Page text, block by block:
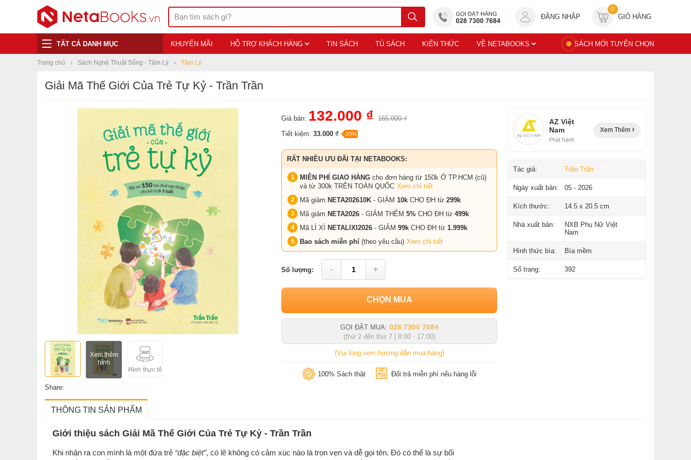
ĐĂNG NHẬP
0
GIỎ HÀNG
TẤT CẢ DANH MỤC KHUYẾN MÃI HỖ TRỢ KHÁCH HÀNG TIN SÁCH TỦ SÁCH KIẾN THỨC VỀ NETABOOKS SÁCH MỚI TUYỂN CHỌN
Trang chủ Sách Nghệ Thuật Sống - Tâm Lý Tâm Lý
Giải Mã Thế Giới Của Trẻ Tự Kỷ - Trần Trần
Xem thêm
hình
Share:
Giá bán: 132.000 ₫
165.000 ₫
Tiết kiệm: 33.000 ₫ -20%
RẤT NHIỀU ƯU ĐÃI TẠI NETABOOKS:
MIỄN PHÍ GIAO HÀNG cho đơn hàng từ 150k Ở TP.HCM (cũ)
và từ 300k TRÊN TOÀN QUỐC Xem chi tiết
Mã giảm NETA202610K - GIẢM 10k CHO ĐH từ 299k
Mã giảm NETA2026 - GIẢM THÊM 5% CHO ĐH từ 499k
Mã LÌ XÌ
NETALIXI2026 - GIẢM 99k CHO ĐH từ 1.999k
Bao sách miễn phí (theo yêu cầu) Xem chi tiết
Số lượng: - +
CHỌN MUA
GỌI ĐẶT MUA: 028 7300 7684
(thứ 2 đến thứ 7 | 8:00 - 17:00)
(Vui lòng xem hướng dẫn mua hàng)
100% Sách thật Đổi trả miễn phí nếu hàng lỗi
AZ Việt
Nam
Phát hành
Xem Thêm
Tác giả: Trần Trần
Ngày xuất bản: 05 - 2026
Kích thước: 14.5 x 20.5 cm
Nhà xuất bản:
NXB Phụ Nữ Việt
Nam
Hình thức bìa: Bìa mềm
Số trang: 392
THÔNG TIN SẢN PHẨM
Giới thiệu sách Giải Mã Thế Giới Của Trẻ Tự Kỷ - Trần Trần
Khi nhận ra con mình là một đứa trẻ “đặc biệt”, có lẽ không có cảm xúc nào là trọn vẹn và dễ gọi tên. Đó có thể là sự bối